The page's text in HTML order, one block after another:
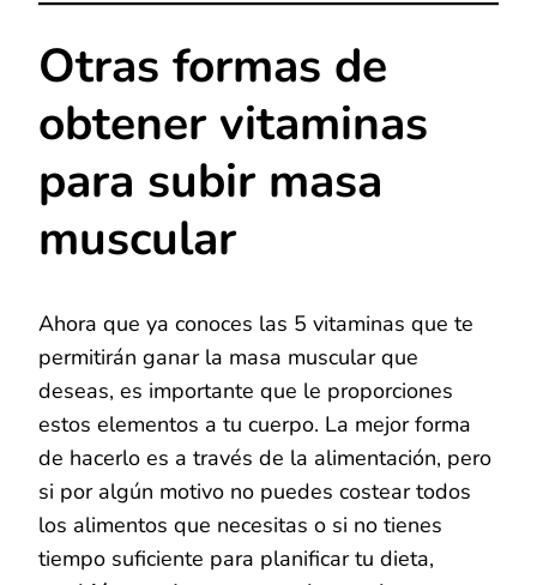
Otras formas de
obtener vitaminas
para subir masa
muscular
Ahora que ya conoces las 5 vitaminas que te
permitirán ganar la masa muscular que
deseas, es importante que le proporciones
estos elementos a tu cuerpo. La mejor forma
de hacerlo es a través de la alimentación, pero
si por algún motivo no puedes costear todos
los alimentos que necesitas o si no tienes
tiempo suficiente para planificar tu dieta,